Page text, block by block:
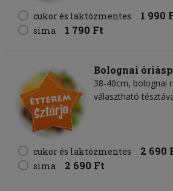
cukor és laktózmentes 1 990
sima 1 790 Ft
Bolognai
38-40cm, bolognai
választható
cukor és laktózmentes 2 690
sima 2 690 Ft